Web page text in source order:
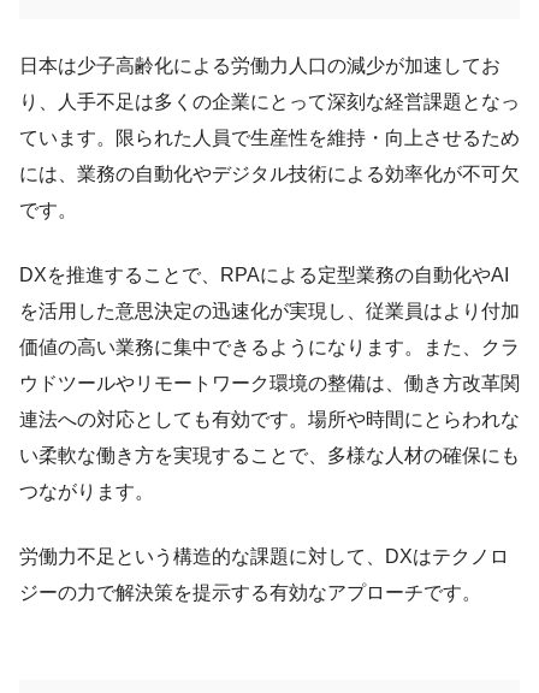
日本は少子高齢化による労働力人口の減少が加速してお
り、人手不足は多くの企業にとって深刻な経営課題となっ
ています。限られた人員で生産性を維持・向上させるため
には、業務の自動化やデジタル技術による効率化が不可欠
です。
DXを推進することで、RPAによる定型業務の自動化やAI
を活用した意思決定の迅速化が実現し、従業員はより付加
価値の高い業務に集中できるようになります。また、クラ
ウドツールやリモートワーク環境の整備は、働き方改革関
連法への対応としても有効です。場所や時間にとらわれな
い柔軟な働き方を実現することで、多様な人材の確保にも
つながります。
労働力不足という構造的な課題に対して、DXはテクノロ
ジーの力で解決策を提示する有効なアプローチです。